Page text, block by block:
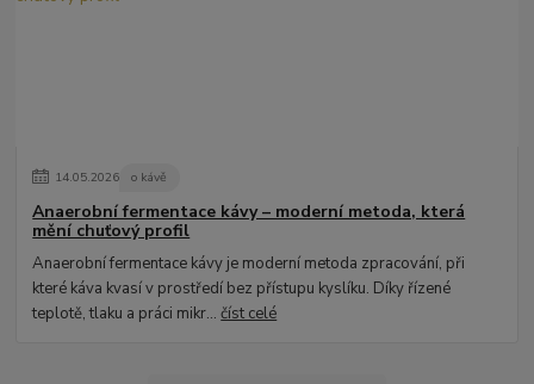
14.05.2026 o kávě
Anaerobní fermentace kávy – moderní metoda, která
mění chuťový profil
Anaerobní fermentace kávy je moderní metoda zpracování, při
které káva kvasí v prostředí bez přístupu kyslíku. Díky řízené
teplotě, tlaku a práci mikr...číst celé